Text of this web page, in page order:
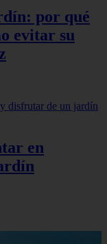
por qué
evitar su
en